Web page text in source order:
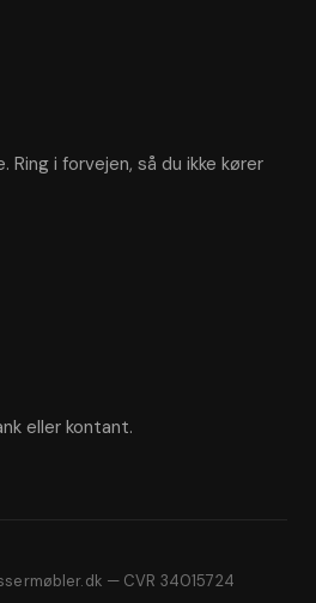
Ring i forvejen, så du ikke kører
eller kontant.
— CVR 34015724